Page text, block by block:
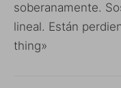
soberanamente.
lineal. Están
thing»